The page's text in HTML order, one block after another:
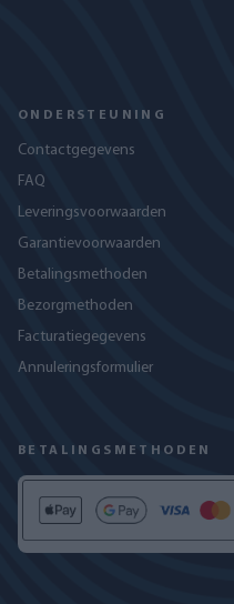
ONDERSTEUNING
Contactgegevens
FAQ
Leveringsvoorwaarden
Garantievoorwaarden
Betalingsmethoden
Bezorgmethoden
Facturatiegegevens
Annuleringsformulier
BETALINGSMETHODEN